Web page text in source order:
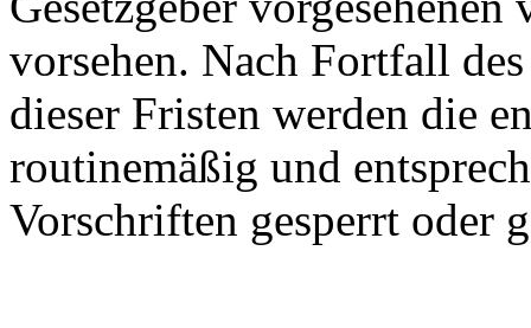
vorsehen. Nach Fortfall
dieser Fristen werden die
routinemäßig und
Vorschriften gesperrt oder